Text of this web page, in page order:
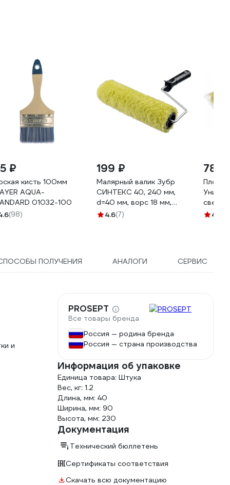
₽
кисть 100мм
AQUA-
01032-100
(98)
199 ₽
Малярный валик Зубр
СИНТЕКС 40, 240 мм,
d=40 мм, ворс 18 мм,
ручка d=6 мм, 03515-
4.6(7)
78 ₽
4.7
ПОЛУЧЕНИЯ АНАЛОГИ СЕРВИС
и
PROSEPT
Все товары бренда
Россия — родина бренда
Россия — страна производства
Информация об упаковке
Единица товара: Штука
Вес, кг: 1.2
Длина, мм: 40
Ширина, мм: 90
Высота, мм: 230
Документация
Технический бюллетень
Сертификаты соответствия
Скачать всю документацию